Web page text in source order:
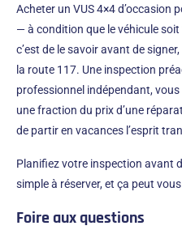
Acheter un VUS 4×4 d’occasion
— à condition que le véhicule
c’est de le savoir avant de
la route 117. Une inspection
professionnel indépendant,
une fraction du prix d’une
de partir en vacances l’esprit
Planifiez votre inspection avant
simple à réserver, et ça peut
Foire aux questions